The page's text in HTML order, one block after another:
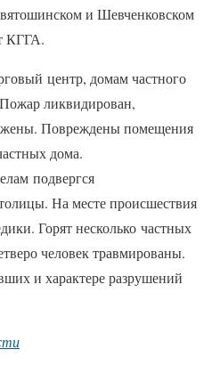
и Шевченковском
КГГА.
центр, домам частного
ликвидирован,
Повреждены помещения
дома.
подвергся
На месте происшествия
Горят несколько частных
человек травмированы.
и характере разрушений